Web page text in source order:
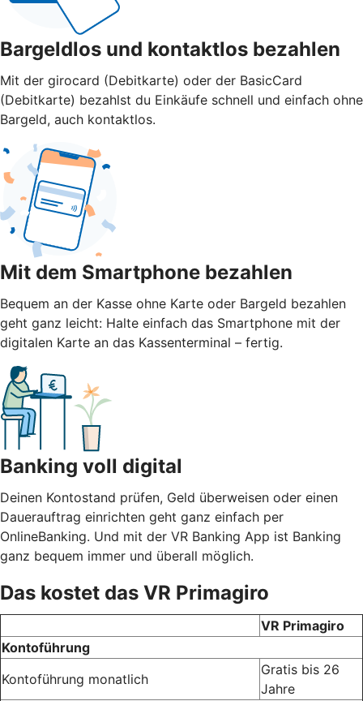
Bargeldlos und kontaktlos bezahlen
Mit der girocard (Debitkarte) oder der BasicCard
(Debitkarte) bezahlst du Einkäufe schnell und einfach ohne
Bargeld, auch kontaktlos.
Mit dem Smartphone bezahlen
Bequem an der Kasse ohne Karte oder Bargeld bezahlen
geht ganz leicht: Halte einfach das Smartphone mit der
digitalen Karte an das Kassenterminal – fertig.
Banking voll digital
Deinen Kontostand prüfen, Geld überweisen oder einen
Dauerauftrag einrichten geht ganz einfach per
OnlineBanking. Und mit der VR Banking App ist Banking
ganz bequem immer und überall möglich.
Das kostet das VR Primagiro
VR Primagiro
Kontoführung
Kontoführung monatlich
Gratis bis 26
Jahre